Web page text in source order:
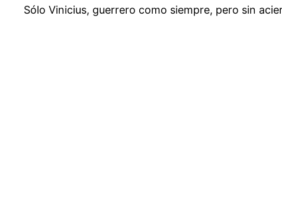
Sólo Vinicius, guerrero como siempre, pero sin